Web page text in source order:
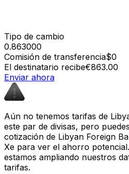
Tipo de cambio
0.863000
Comisión de transferencia$0
El destinatario recibe€863.00
Enviar ahora
Aún no tenemos tarifas de
este par de divisas, pero
cotización de Libyan Foreign
Xe para ver el ahorro
estamos ampliando nuestros
tarifas.